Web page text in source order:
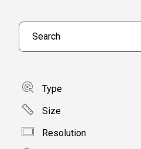
Search products
Type
Size
Resolution